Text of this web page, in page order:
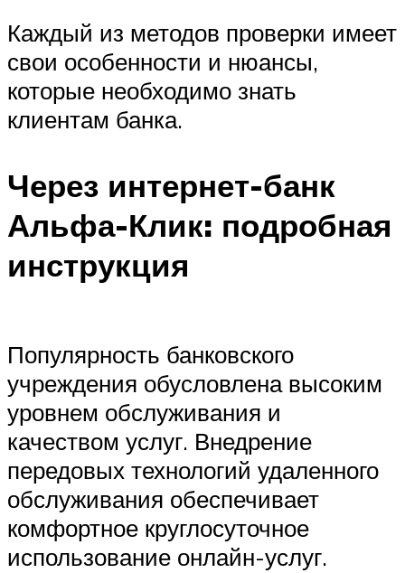
Каждый из методов проверки имеет
свои особенности и нюансы,
которые необходимо знать
клиентам банка.
Через интернет-банк
Альфа-Клик: подробная
инструкция
Популярность банковского
учреждения обусловлена ​​высоким
уровнем обслуживания и
качеством услуг. Внедрение
передовых технологий удаленного
обслуживания обеспечивает
комфортное круглосуточное
использование онлайн-услуг.